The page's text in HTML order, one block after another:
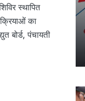
स्थापित
का
बोर्ड, पंचायती